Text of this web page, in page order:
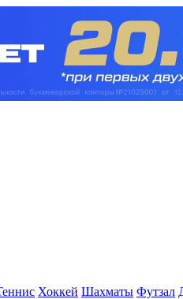
Хоккей Шахматы Футзал